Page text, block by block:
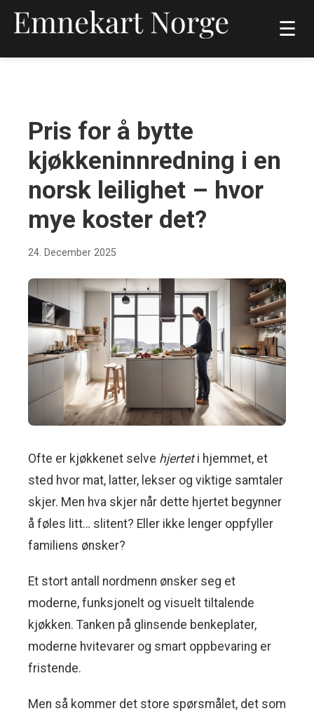
☰
Pris for å bytte
kjøkkeninnredning i en
norsk leilighet – hvor
mye koster det?
24. December 2025
Ofte er kjøkkenet selve hjerteti hjemmet, et
sted hvor mat, latter, lekser og viktige samtaler
skjer. Men hva skjer når dette hjertet begynner
å føles litt… slitent? Eller ikke lenger oppfyller
familiens ønsker?
Et stort antall nordmenn ønsker seg et
moderne, funksjonelt og visuelt tiltalende
kjøkken. Tanken på glinsende benkeplater,
moderne hvitevarer og smart oppbevaring er
fristende.
Men så kommer det store spørsmålet, det som